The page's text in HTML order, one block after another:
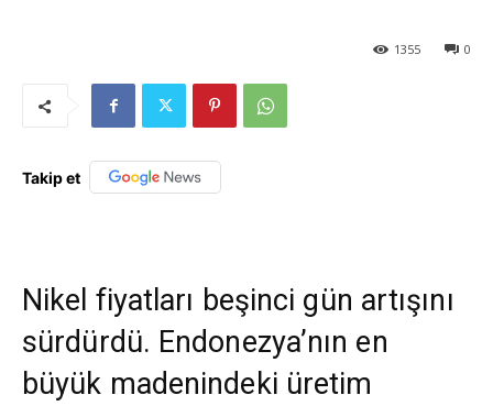
0
1355
Takip et
Nikel fiyatları beşinci gün artışını
sürdürdü. Endonezya’nın en
büyük madenindeki üretim